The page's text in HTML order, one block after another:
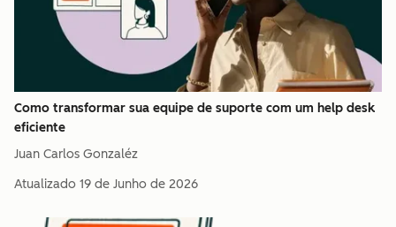
Como transformar sua equipe de suporte com um help desk
eficiente
Juan Carlos Gonzaléz
Atualizado 19 de Junho de 2026